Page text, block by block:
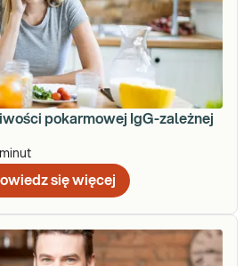
pokarmowej IgG-zależnej
minut
się więcej